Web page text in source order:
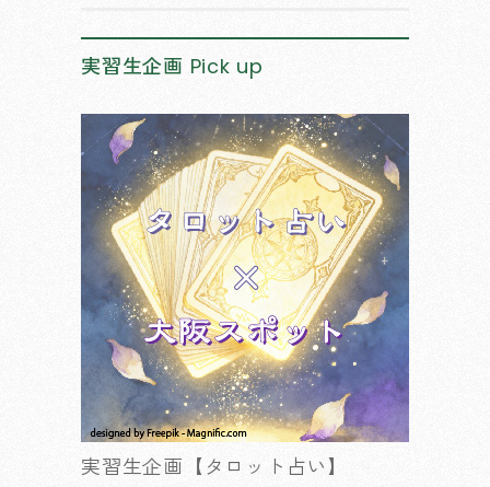
実習生企画 Pick up
実習生企画【タロット占い】